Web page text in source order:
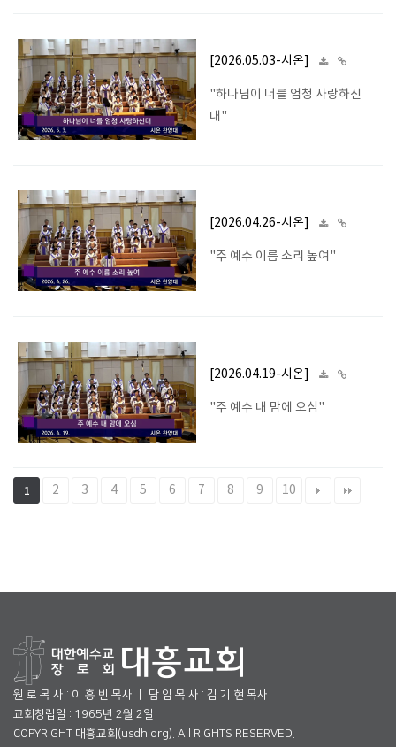
[2026.05.03-시온]
"하나님이 너를 엄청 사랑하신
대"
[2026.04.26-시온]
"주 예수 이름 소리 높여"
[2026.04.19-시온]
"주 예수 내 맘에 오심"
1 2 3 4 5 6 7 8 9 10
원 로 목 사 : 이 흥 빈 목사 ㅣ 담 임 목 사 : 김 기 현 목사
교회창립일 : 1965년 2월 2일
COPYRIGHT 대흥교회(usdh.org). All RIGHTS RESERVED.